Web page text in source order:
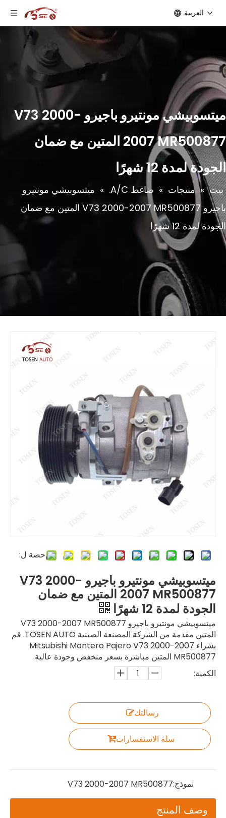
العربية
ميتسوبيشي مونتيرو باجيرو V73 2000-
2007 MR500877 المتين مع ضمان
الجودة لمدة 12 شهرًا
بيت » منتجات » ضاغط A/C. » ميتسوبيشي مونتيرو
باجيرو V73 2000-2007 MR500877 المتين مع ضمان
الجودة لمدة 12 شهرًا
حصة ل:
ميتسوبيشي مونتيرو باجيرو V73 2000-
2007 MR500877 المتين مع ضمان
الجودة لمدة 12 شهرًا
ميتسوبيشي مونتيرو باجيرو V73 2000-2007 MR500877
المتين مقدمة من الشركة المصنعة الصينية TOSEN AUTO. قم
بشراء Mitsubishi Montero Pajero V73 2000-2007
MR500877 المتين مباشرة بسعر منخفض وجودة عالية.
الكمية:
رسالتك
سلة الاستفسارات
نموذج:V73 2000-2007 MR500877
وصف المنتج